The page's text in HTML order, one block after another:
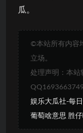
瓜。
©本站所有内容
立场。
处理声明：本站
QQ1693663749
娱乐大瓜社-每
葡萄啥意思 胜